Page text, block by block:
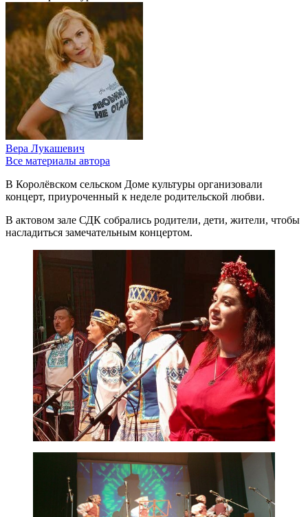
Вера Лукашевич
Все материалы автора
В Королёвском сельском Доме культуры организовали
концерт, приуроченный к неделе родительской любви.
В актовом зале СДК собрались родители, дети, жители, чтобы
насладиться замечательным концертом.